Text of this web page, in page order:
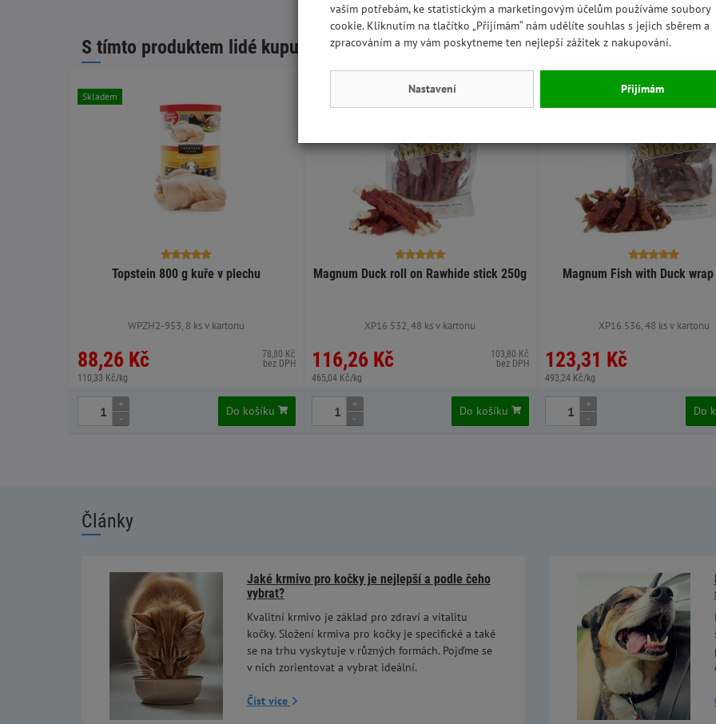
S tímto produktem lidé kupují:
Topstein 800 g kuře v plechu
WPZH2-953, 8 ks v kartonu
88,26 Kč
110,33 Kč/kg
78,80 Kč
bez DPH
Skladem
+
-
Do košíku
Magnum Duck roll on Rawhide stick 250g
XP16.532, 48 ks v kartonu
116,26 Kč
465,04 Kč/kg
103,80 Kč
bez DPH
Výhodná cena
+
-
Do košíku
Magnum Fish with Duck
XP16.536, 48 ks v kartonu
123,31 Kč
493,24 Kč/kg
Výhodná cena
+
-
Do
Články
Jaké krmivo pro kočky je nejlepší a podle čeho
vybrat?
Kvalitní krmivo je základ pro zdraví a vitalitu
kočky. Složení krmiva pro kočky je specifické a také
se na trhu vyskytuje v různých formách. Pojďme se
v nich zorientovat a vybrat ideální.
Číst více
vašim potřebám, ke statistickým a marketingovým účelům používáme soubory
cookie. Kliknutím na tlačítko „Přijímám“ nám udělíte souhlas s jejich sběrem a
zpracováním a my vám poskytneme ten nejlepší zážitek z nakupování.
Nastavení Přijímám